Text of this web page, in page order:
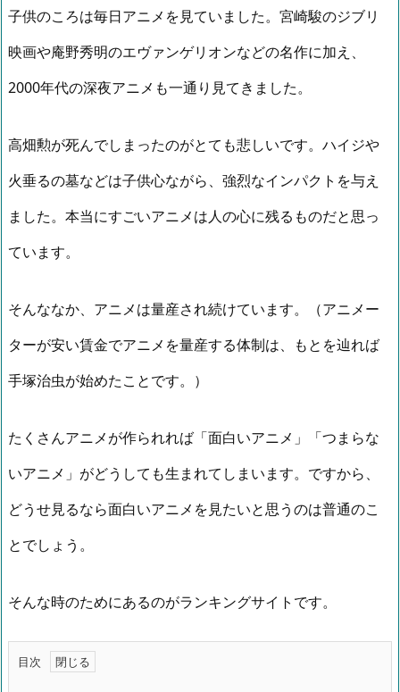
子供のころは毎日アニメを見ていました。宮崎駿のジブリ
映画や庵野秀明のエヴァンゲリオンなどの名作に加え、
2000年代の深夜アニメも一通り見てきました。
高畑勲が死んでしまったのがとても悲しいです。ハイジや
火垂るの墓などは子供心ながら、強烈なインパクトを与え
ました。本当にすごいアニメは人の心に残るものだと思っ
ています。
そんななか、アニメは量産され続けています。（アニメー
ターが安い賃金でアニメを量産する体制は、もとを辿れば
手塚治虫が始めたことです。）
たくさんアニメが作られれば「面白いアニメ」「つまらな
いアニメ」がどうしても生まれてしまいます。ですから、
どうせ見るなら面白いアニメを見たいと思うのは普通のこ
とでしょう。
そんな時のためにあるのがランキングサイトです。
目次